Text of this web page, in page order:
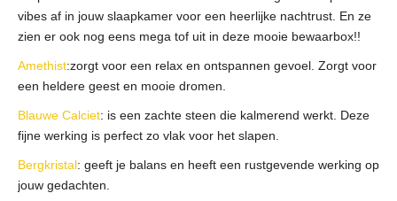
vibes af in jouw slaapkamer voor een heerlijke nachtrust. En ze
zien er ook nog eens mega tof uit in deze mooie bewaarbox!!
Amethist:zorgt voor een relax en ontspannen gevoel. Zorgt voor
een heldere geest en mooie dromen.
Blauwe Calciet: is een zachte steen die kalmerend werkt. Deze
fijne werking is perfect zo vlak voor het slapen.
Bergkristal: geeft je balans en heeft een rustgevende werking op
jouw gedachten.